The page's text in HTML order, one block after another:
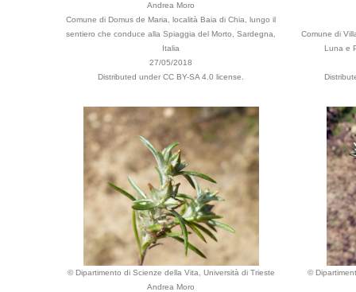
Andrea Moro
Comune di Domus de Maria, località Baia di Chia, lungo il
sentiero che conduce alla Spiaggia del Morto, Sardegna,
Italia
27/05/2018
Distributed under CC BY-SA 4.0 license.
Comune di
Luna e
© Dipartimento di Scienze della Vita, Università di Trieste
Andrea Moro
©